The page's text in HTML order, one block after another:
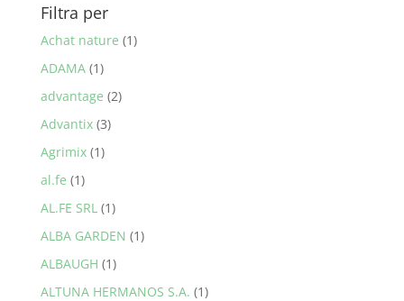
Filtra per
Achat nature (1)
ADAMA (1)
advantage (2)
Advantix (3)
Agrimix (1)
al.fe (1)
AL.FE SRL (1)
ALBA GARDEN (1)
ALBAUGH (1)
ALTUNA HERMANOS S.A. (1)